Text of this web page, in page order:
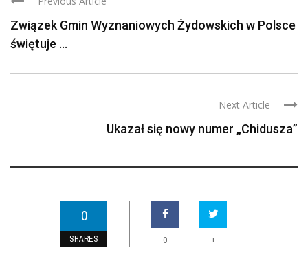
Związek Gmin Wyznaniowych Żydowskich w Polsce
świętuje ...
Next Article
Ukazał się nowy numer „Chidusza”
0
SHARES 0 +